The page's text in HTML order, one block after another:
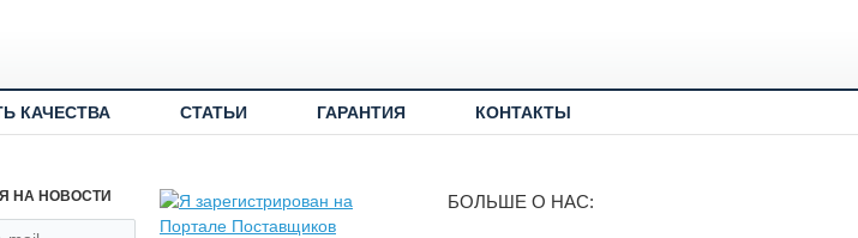
КАЧЕСТВА СТАТЬИ ГАРАНТИЯ КОНТАКТЫ
НА НОВОСТИ БОЛЬШЕ О НАС: